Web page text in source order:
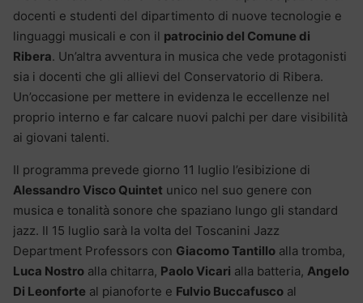
docenti e studenti del dipartimento di nuove tecnologie e
linguaggi musicali e con il patrocinio del Comune di
Ribera. Un’altra avventura in musica che vede protagonisti
sia i docenti che gli allievi del Conservatorio di Ribera.
Un’occasione per mettere in evidenza le eccellenze nel
proprio interno e far calcare nuovi palchi per dare visibilità
ai giovani talenti.
Il programma prevede giorno 11 luglio l’esibizione di
Alessandro Visco Quintet unico nel suo genere con
musica e tonalità sonore che spaziano lungo gli standard
jazz. Il 15 luglio sarà la volta del Toscanini Jazz
Department Professors con Giacomo Tantillo alla tromba,
Luca Nostro alla chitarra, Paolo Vicari alla batteria, Angelo
Di Leonforte al pianoforte e Fulvio Buccafusco al